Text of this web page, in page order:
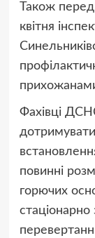
Також п
квітня
Фахівці
повинні
горючих
стаціонарно